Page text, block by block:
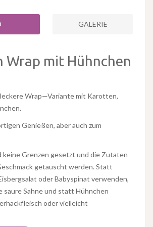
GALERIE
Wrap mit Hühnchen
Wrap—Variante mit Karotten,
Genießen, aber auch zum
keine Grenzen gesetzt und die Zutaten
getauscht werden. Statt
oder Babyspinat verwenden,
Sahne und statt Hühnchen
oder vielleicht